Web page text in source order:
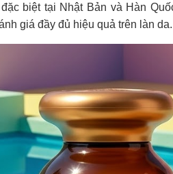
biệt tại Nhật Bản và Hàn
giá đầy đủ hiệu quả trên làn da.